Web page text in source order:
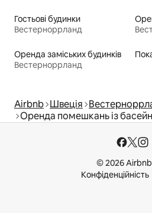
Гостьові будинки
Вестерноррланд
Оренда заміських будинків
Вестерноррланд
Airbnb Швеція
Оренда помешкань із
© 2026
Конфіденційність